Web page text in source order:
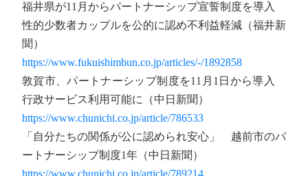
福井県が11月からパートナーシップ宣誓制度を導入
性的少数者カップルを公的に認め不利益軽減（福井新
聞）
https://www.fukuishimbun.co.jp/articles/-/1892858
敦賀市、パートナーシップ制度を11月1日から導入
行政サービス利用可能に（中日新聞）
https://www.chunichi.co.jp/article/786533
「自分たちの関係が公に認められ安心」 越前市のパ
ートナーシップ制度1年（中日新聞）
https://www.chunichi.co.jp/article/789214